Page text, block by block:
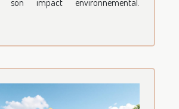
impact environnemental.